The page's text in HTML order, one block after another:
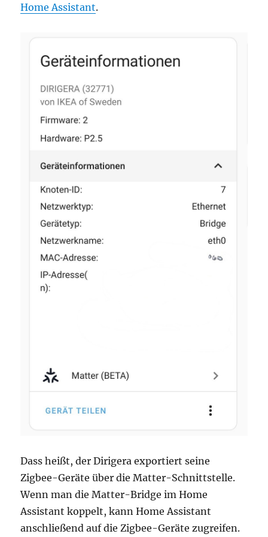
Home Assistant.
Dass heißt, der Dirigera exportiert seine
Zigbee-Geräte über die Matter-Schnittstelle.
Wenn man die Matter-Bridge im Home
Assistant koppelt, kann Home Assistant
anschließend auf die Zigbee-Geräte zugreifen.